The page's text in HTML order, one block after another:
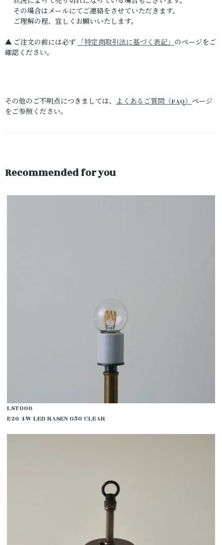
その場合はメールにてご連絡をさせていただきます。
ご理解の程、宜しくお願いいたします。
▲ ご注文の前には必ず 「特定商取引法に基づく表記」のページをご
確認ください。
その他のご不明点につきましては、 よくあるご質問（FAQ）ページ
をご参照ください。
Recommended for you
LST006
E26 4W LED RASEN G50 CLEAR